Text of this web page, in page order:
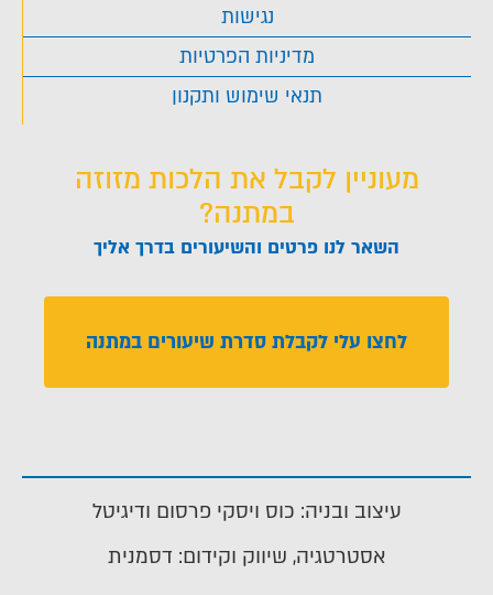
נגישות
מדיניות הפרטיות
תנאי שימוש ותקנון
מעוניין לקבל את הלכות מזוזה
במתנה?
השאר לנו פרטים והשיעורים בדרך אליך
לחצו עלי לקבלת סדרת שיעורים במתנה
עיצוב ובניה: כוס ויסקי פרסום ודיגיטל
אסטרטגיה, שיווק וקידום: דסמנית